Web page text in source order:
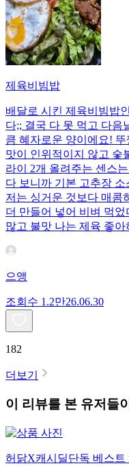
제육비빔밥
배달로 시킨 제육비빔밥
다;; 결국 다 못 먹고 다음
큼 혜자로운 양이에요! 뚜
맛이 인위적이지 않고 숯
라이 2개 올려주는 센스
다 보니까 기본 고추장
저는 싱거운 것보다 매콤
더 만들어 넣어 비벼 먹
많고 불맛 나는 제육 좋
으앵
조회수 1.2만26.06.30
182
더보기
이 리뷰를 본 유저들
허닭X캐시딜단독 베스트